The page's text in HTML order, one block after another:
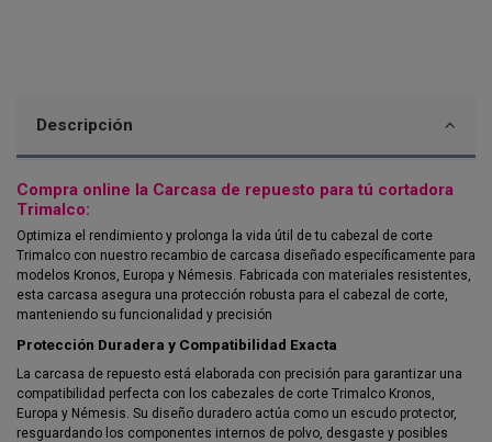
Descripción
Compra online la Carcasa de repuesto para tú cortadora
Trimalco:
Optimiza el rendimiento y prolonga la vida útil de tu cabezal de corte
Trimalco con nuestro recambio de carcasa diseñado específicamente para
modelos Kronos, Europa y Némesis. Fabricada con materiales resistentes,
esta carcasa asegura una protección robusta para el cabezal de corte,
manteniendo su funcionalidad y precisión
Protección Duradera y Compatibilidad Exacta
La carcasa de repuesto está elaborada con precisión para garantizar una
compatibilidad perfecta con los cabezales de corte Trimalco Kronos,
Europa y Némesis. Su diseño duradero actúa como un escudo protector,
resguardando los componentes internos de polvo, desgaste y posibles